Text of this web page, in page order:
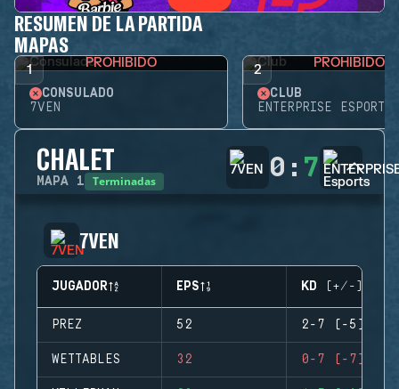
RESUMEN DE LA PARTIDA
MAPAS
1 PROHIBIDO
CONSULADO
7VEN
2 PROHIBIDO
CLUB
ENTERPRISE ESPORTS
CHALET
MAPA 1 Terminadas 0 : 7
7VEN
JUGADOR EPS KD (+/-)
PREZ 52 2-7 (-5)
WETTABLES 32 0-7 (-7)